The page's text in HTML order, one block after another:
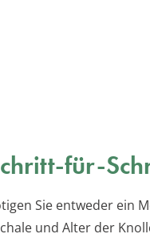
für-
Sie entweder ein
und Alter der